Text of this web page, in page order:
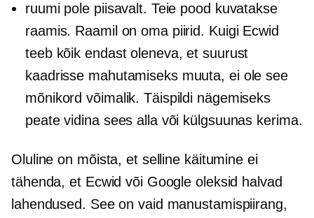
ruumi pole piisavalt. Teie pood kuvatakse
raamis. Raamil on oma piirid. Kuigi Ecwid
teeb kõik endast oleneva, et suurust
kaadrisse mahutamiseks muuta, ei ole see
mõnikord võimalik. Täispildi nägemiseks
peate vidina sees alla või külgsuunas kerima.
Oluline on mõista, et selline käitumine ei
tähenda, et Ecwid või Google oleksid halvad
lahendused. See on vaid manustamispiirang,